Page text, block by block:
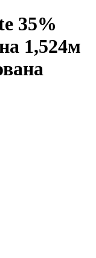
35%
1,524м